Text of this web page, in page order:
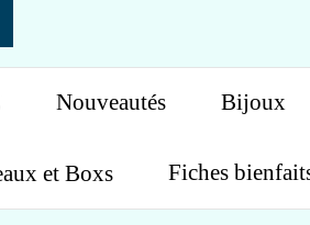
Nouveautés Bijoux
et Boxs Fiches